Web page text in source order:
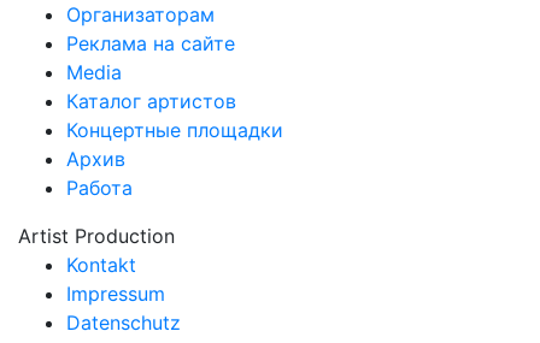
Организаторам
Реклама на сайте
Media
Каталог артистов
Концертные площадки
Архив
Работа
Artist Production
Kontakt
Impressum
Datenschutz